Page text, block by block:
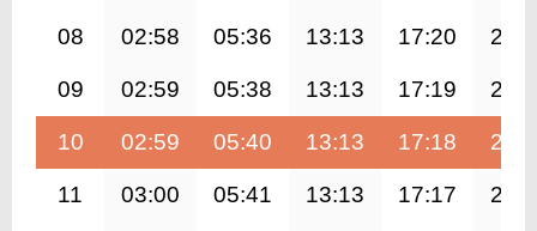
08 02:58 05:36 13:13 17:20
09 02:59 05:38 13:13 17:19
10 02:59 05:40 13:13 17:18
11 03:00 05:41 13:13 17:17